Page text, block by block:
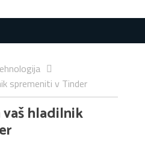
spremeniti v Tinder
vaš hladilnik